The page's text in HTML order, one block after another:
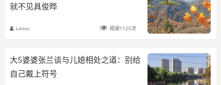
就不见具俊晔
Laoxu 阅读1125次
大S婆婆张兰谈与儿媳相处之道：别给
自己戴上符号